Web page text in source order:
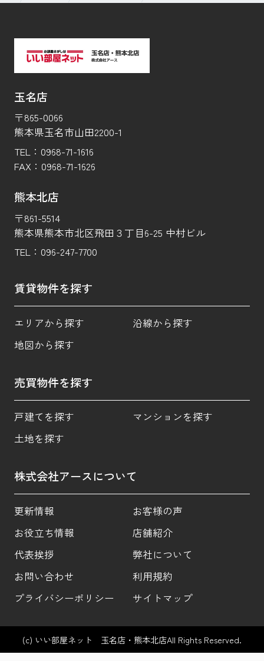
玉名店
〒865-0066
熊本県玉名市山田2200-1
TEL： 0968-71-1616
FAX： 0968-71-1626
熊本北店
〒861-5514
熊本県熊本市北区飛田３丁目6-25 中村ビル
TEL： 096-247-7700
賃貸物件を探す
エリアから探す
沿線から探す
地図から探す
売買物件を探す
戸建てを探す
マンションを探す
土地を探す
株式会社アースについて
更新情報
お客様の声
お役立ち情報
店舗紹介
代表挨拶
弊社について
お問い合わせ
利用規約
プライバシーポリシー
サイトマップ
(c) いい部屋ネット 玉名店・熊本北店All Rights Reserved.